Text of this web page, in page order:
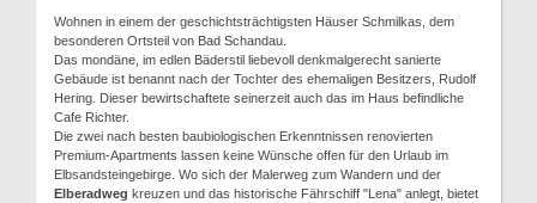
Wohnen in einem der geschichtsträchtigsten Häuser Schmilkas, dem
besonderen Ortsteil von Bad Schandau.
Das mondäne, im edlen Bäderstil liebevoll denkmalgerecht sanierte
Gebäude ist benannt nach der Tochter des ehemaligen Besitzers, Rudolf
Hering. Dieser bewirtschaftete seinerzeit auch das im Haus befindliche
Cafe Richter.
Die zwei nach besten baubiologischen Erkenntnissen renovierten
Premium-Apartments lassen keine Wünsche offen für den Urlaub im
Elbsandsteingebirge. Wo sich der Malerweg zum Wandern und der
Elberadweg kreuzen und das historische Fährschiff "Lena" anlegt, bietet